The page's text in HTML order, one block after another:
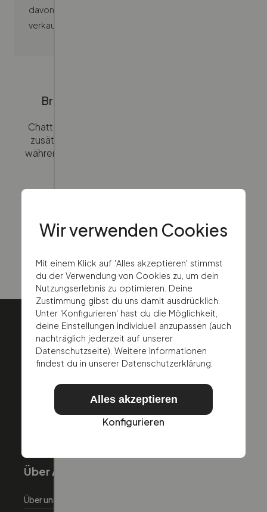
davon, wie vergleichbare Fahrzeuge aktuell
verkauft werden.
Brauchst du weitere Unterstützung?
Chatte rund um die Uhr mit uns – und wenn du
zusätzliche Hilfe benötigst, verbinden wir dich
während der Geschäftszeiten mit dem richtigen
Über Autoeinfachlos
Über uns
Wir verwenden Cookies
Mit einem Klick auf 'Alles akzeptieren' stimmst
du der Verwendung von Cookies zu, um dein
Nutzungserlebnis zu optimieren. Deine
Zustimmung gibst du uns damit ausdrücklich.
Unter 'Konfigurieren' hast du die Möglichkeit,
deine Einstellungen individuell anzupassen (auch
nachträglich jederzeit auf unserer
Datenschutzseite). Weitere Informationen
findest du in unserer Datenschutzerklärung.
Alles akzeptieren
Konfigurieren